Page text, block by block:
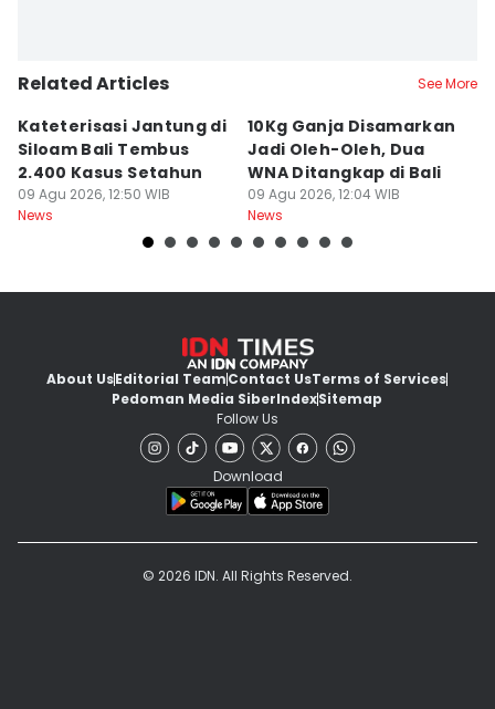
Related Articles See More
Kateterisasi Jantung di
Siloam Bali Tembus
2.400 Kasus Setahun
09 Agu 2026, 12:50 WIB
News
10Kg Ganja Disamarkan
Jadi Oleh-Oleh, Dua
WNA Ditangkap di Bali
09 Agu 2026, 12:04 WIB
News
About UsEditorial TeamContact UsTerms of Services
Pedoman Media SiberIndexSitemap
Follow Us
Download
© 2026 IDN. All Rights Reserved.